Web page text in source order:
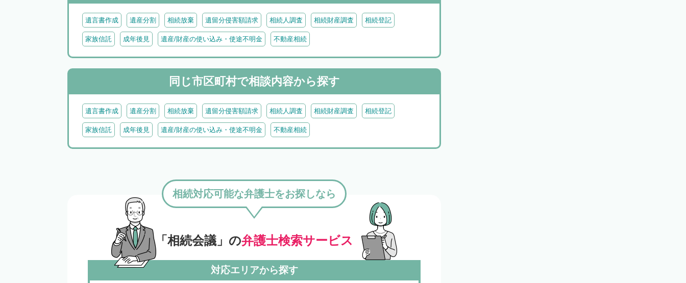
遺言書作成 遺産分割 相続放棄 遺留分侵害額請求 相続人調査 相続財産調査 相続登記
家族信託 成年後見 遺産/財産の使い込み・使途不明金 不動産相続
同じ市区町村で相談内容から探す
遺言書作成 遺産分割 相続放棄 遺留分侵害額請求 相続人調査 相続財産調査 相続登記
家族信託 成年後見 遺産/財産の使い込み・使途不明金 不動産相続
「相続会議」の弁護士検索サービス
相続対応可能な弁護士をお探しなら
対応エリアから探す